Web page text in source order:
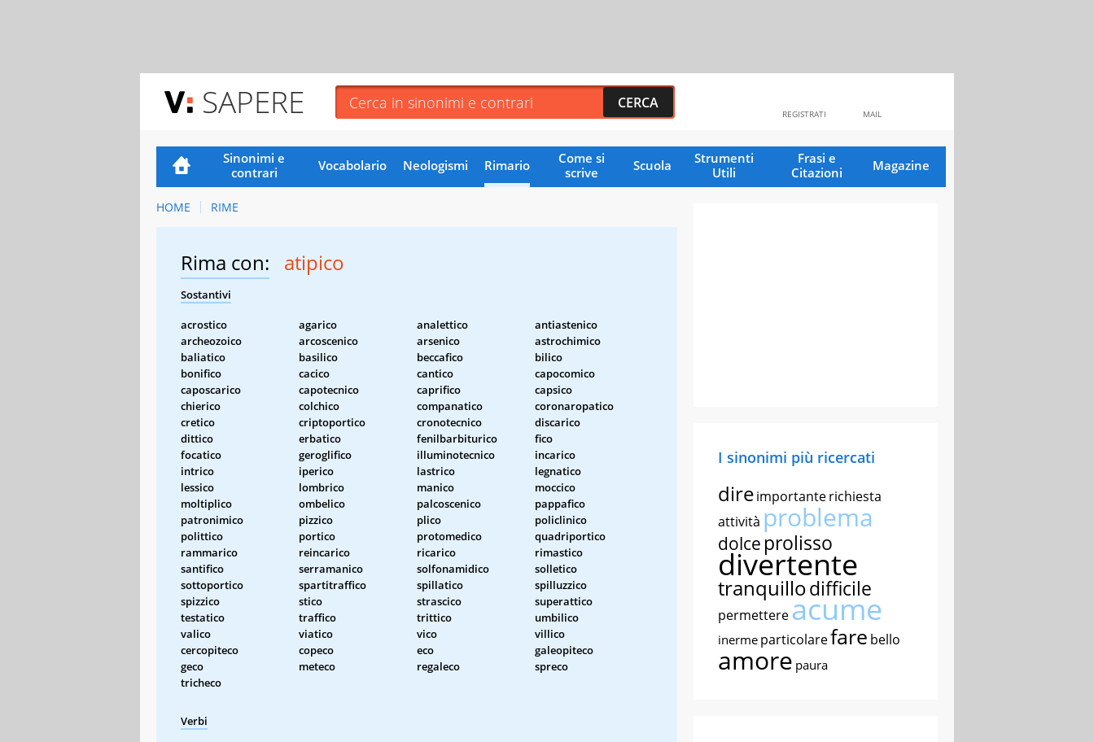
SAPERE MAIL
REGISTRATI
Sinonimi e
contrari
Vocabolario Neologismi Rimario
Come si
scrive
Scuola
Strumenti
Utili
Frasi e
Citazioni
Magazine
HOME RIME
Rima con: atipico
Sostantivi
acrostico agarico analettico
antiastenico
archeozoico
arcoscenico arsenico
astrochimico
baliatico
basilico beccafico
bilico
bonifico
cacico cantico
capocomico
caposcarico
capotecnico caprifico
capsico
chierico
colchico companatico
coronaropatico
cretico
criptoportico cronotecnico
discarico
dittico
erbatico fenilbarbiturico
fico
focatico
geroglifico illuminotecnico
incarico
intrico
iperico lastrico
legnatico
lessico
lombrico manico
moccico
moltiplico
ombelico palcoscenico
pappafico
patronimico
pizzico plico
policlinico
polittico
portico protomedico
quadriportico
rammarico
reincarico ricarico
rimastico
santifico
serramanico solfonamidico
solletico
sottoportico
spartitraffico spillatico
spilluzzico
spizzico
stico strascico
superattico
testatico
traffico trittico
umbilico
valico
viatico vico
villico
cercopiteco
copeco eco
galeopiteco
geco
meteco regaleco
spreco
tricheco
Verbi
I sinonimi più ricercati
direimportanterichiesta
attività problema
dolce prolisso
divertente
tranquillodifficile
permettereacume
inerme particolarefare bello
amore paura